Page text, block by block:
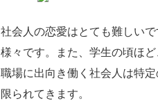
社会人の恋愛はとても難しい
様々です。また、学生の頃ほ
職場に出向き働く社会人は特
限られてきます。